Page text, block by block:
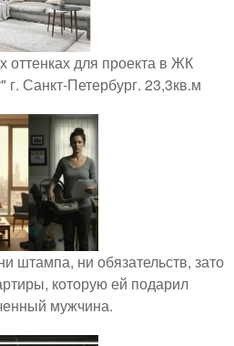
оттенках для проекта в ЖК
Санкт-Петербург. 23,3кв.м
штампа, ни обязательств, зато
которую ей подарил
мужчина.